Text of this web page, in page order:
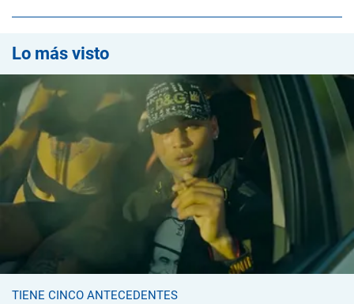
Lo más visto
TIENE CINCO ANTECEDENTES